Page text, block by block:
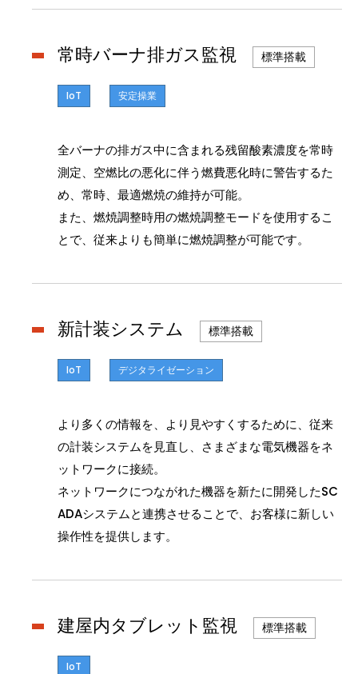
常時バーナ排ガス監視 標準搭載
IoT 安定操業
全バーナの排ガス中に含まれる残留酸素濃度を常時
測定、空燃比の悪化に伴う燃費悪化時に警告するた
め、常時、最適燃焼の維持が可能。
また、燃焼調整時用の燃焼調整モードを使用するこ
とで、従来よりも簡単に燃焼調整が可能です。
新計装システム 標準搭載
IoT デジタライゼーション
より多くの情報を、より見やすくするために、従来
の計装システムを見直し、さまざまな電気機器をネ
ットワークに接続。
ネットワークにつながれた機器を新たに開発したSC
ADAシステムと連携させることで、お客様に新しい
操作性を提供します。
建屋内タブレット監視 標準搭載
IoT